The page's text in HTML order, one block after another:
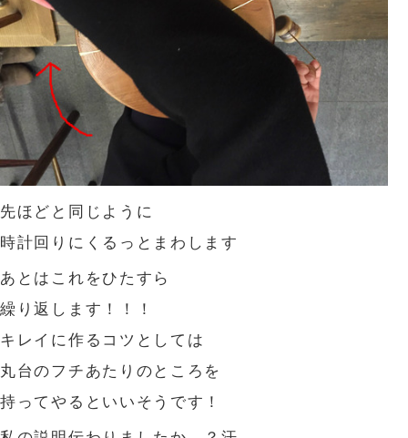
先ほどと同じように
時計回りにくるっとまわします
あとはこれをひたすら
繰り返します！！！
キレイに作るコツとしては
丸台のフチあたりのところを
持ってやるといいそうです！